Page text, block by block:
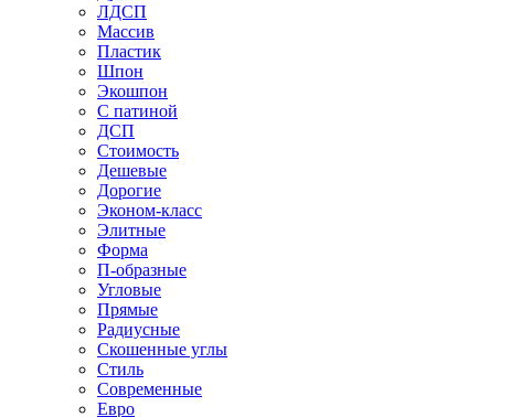
ЛДСП
Массив
Пластик
Шпон
Экошпон
С патиной
ДСП
Стоимость
Дешевые
Дорогие
Эконом-класс
Элитные
Форма
П-образные
Угловые
Прямые
Радиусные
Скошенные углы
Стиль
Современные
Евро